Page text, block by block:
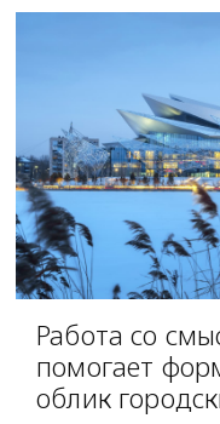
Работа со
помогает
облик